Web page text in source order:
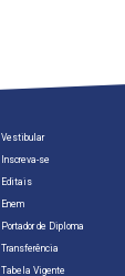
Vestibular
Inscreva-se
Editais
Enem
Portador de Diploma
Transferência
Tabela Vigente